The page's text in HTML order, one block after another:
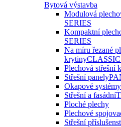
Bytová výstavba
Modulová
SERIES
Kompaktní
SERIES
Na míru řezané
krytiny
Plechová střešní
Střešní panely
Okapové systémy
Střešní a fasádní
Ploché plechy
Plechové
Střešní